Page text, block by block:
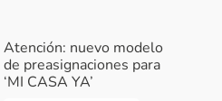
directamente
Atención: nuevo modelo
de preasignaciones para
‘MI CASA YA’